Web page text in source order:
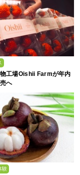
工場Oishii Farmが年内
へ
験